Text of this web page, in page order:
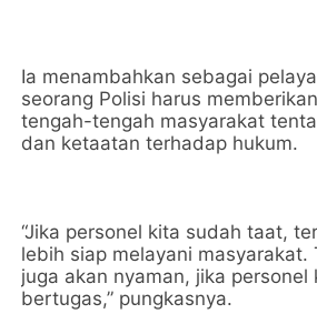
Ia menambahkan sebagai
seorang Polisi harus
tengah-tengah masyarakat
dan ketaatan terhadap hukum.
“Jika personel kita sudah taat,
lebih siap melayani masyarakat.
juga akan nyaman, jika
bertugas,” pungkasnya.